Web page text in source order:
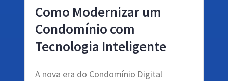
Como Modernizar um
Condomínio com
Tecnologia Inteligente
A nova era do Condomínio Digital